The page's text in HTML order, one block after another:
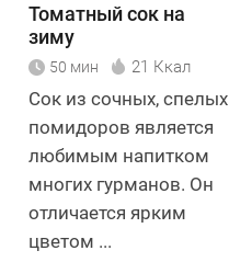
Томатный сок на
зиму
50 мин 21 Ккал
Сок из сочных, спелых
помидоров является
любимым напитком
многих гурманов. Он
отличается ярким
цветом ...